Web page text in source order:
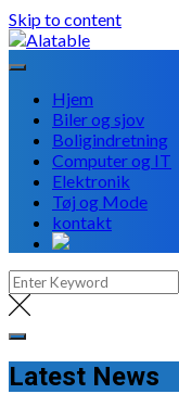
Skip to content
Hjem
Biler og sjov
Boligindretning
Computer og IT
Elektronik
Tøj og Mode
kontakt
Latest News